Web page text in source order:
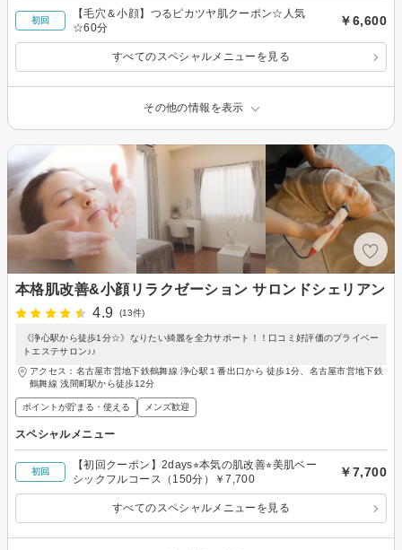
初回
【毛穴＆小顔】つるピカツヤ肌クーポン☆人気
☆60分
￥6,600
すべてのスペシャルメニューを見る
その他の情報を表示
本格肌改善&小顔リラクゼーション サロンドシェリアン
4.9
(13件)
《浄心駅から徒歩1分☆》なりたい綺麗を全力サポート！！口コミ好評価のプライベー
トエステサロン♪♪
アクセス：名古屋市営地下鉄鶴舞線 浄心駅１番出口から 徒歩1分、名古屋市営地下鉄
鶴舞線 浅間町駅から徒歩12分
ポイントが貯まる・使える メンズ歓迎
スペシャルメニュー
初回
【初回クーポン】2days⭐︎本気の肌改善⭐︎美肌ベー
シックフルコース（150分）￥7,700
￥7,700
すべてのスペシャルメニューを見る